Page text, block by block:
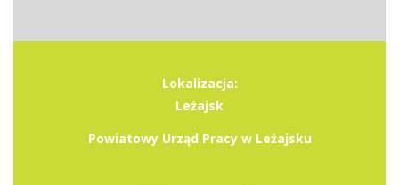
Lokalizacja:
Leżajsk
Powiatowy Urząd Pracy w Leżajsku